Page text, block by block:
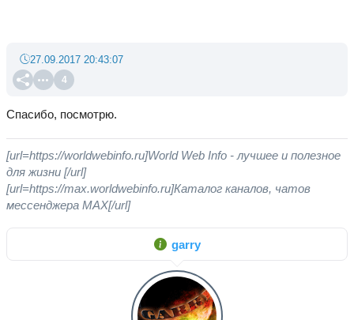
4
27.09.2017 20:43:07
Спасибо, посмотрю.
[url=https://worldwebinfo.ru]World Web Info - лучшее и полезное
для жизни [/url]
[url=https://max.worldwebinfo.ru]Каталог каналов, чатов
мессенджера MAX[/url]
garry